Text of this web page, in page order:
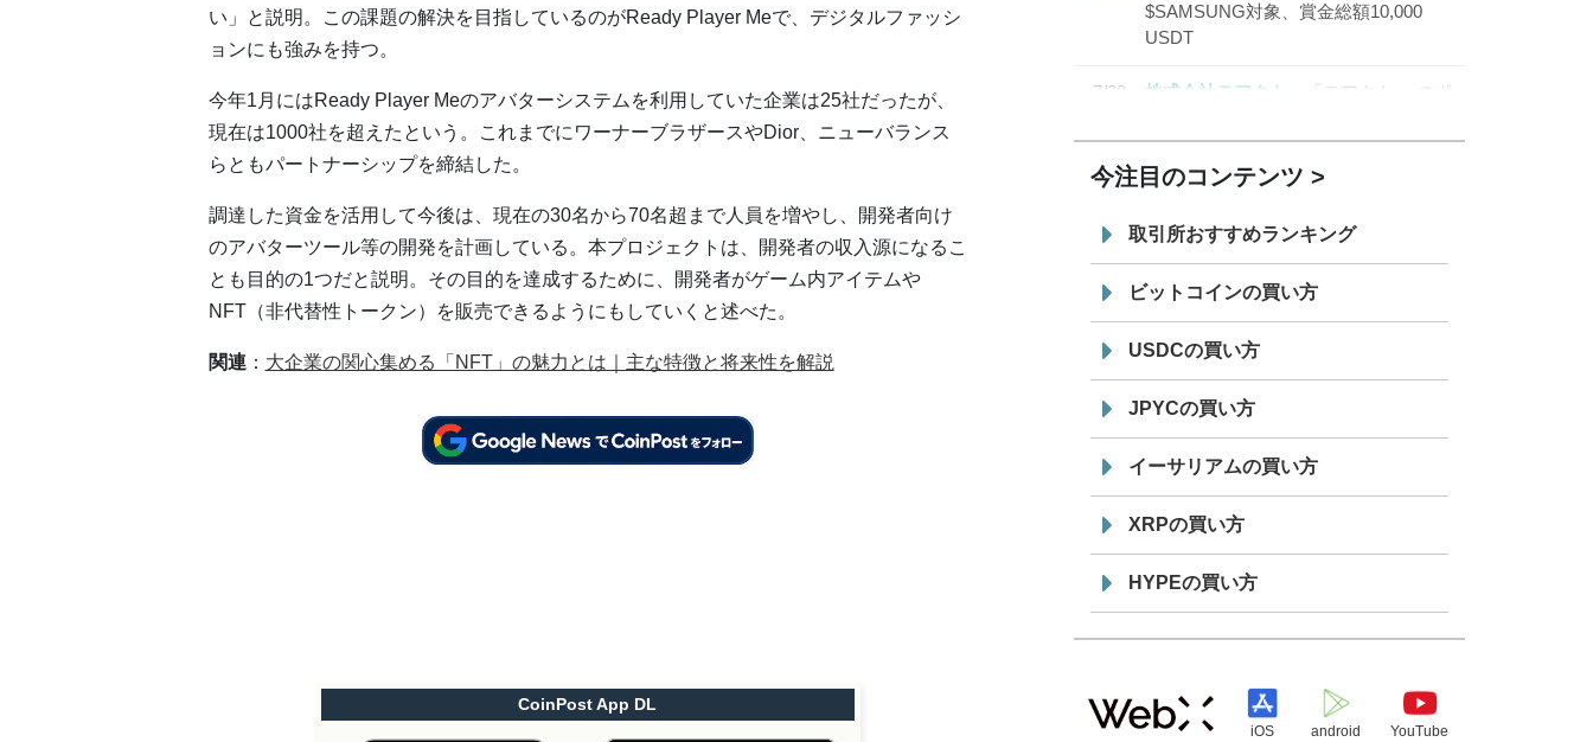
い」と説明。この課題の解決を目指しているのがReady Player Meで、デジタルファッシ
ョンにも強みを持つ。
今年1月にはReady Player Meのアバターシステムを利用していた企業は25社だったが、
現在は1000社を超えたという。これまでにワーナーブラザースやDior、ニューバランス
らともパートナーシップを締結した。
調達した資金を活用して今後は、現在の30名から70名超まで人員を増やし、開発者向け
のアバターツール等の開発を計画している。本プロジェクトは、開発者の収入源になるこ
とも目的の1つだと説明。その目的を達成するために、開発者がゲーム内アイテムや
NFT（非代替性トークン）を販売できるようにもしていくと述べた。
関連： 大企業の関心集める「NFT」の魅力とは｜主な特徴と将来性を解説
CoinPost App DL
$SAMSUNG対象、賞金総額10,000
USDT
7/30
株式会社モアクト
「モアクト」 のポ
「 JPYC」を追加
19:30
てステーブルコイン「JPYSC」徹底解
説セミナーを開催
今注目のコンテンツ
取引所おすすめランキング
ビットコインの買い方
USDCの買い方
JPYCの買い方
イーサリアムの買い方
XRPの買い方
HYPEの買い方
iOS android YouTube